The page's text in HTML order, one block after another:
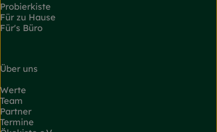
Probierkiste
Für zu Hause
Für's Büro
Über uns
Werte
Team
Partner
Termine